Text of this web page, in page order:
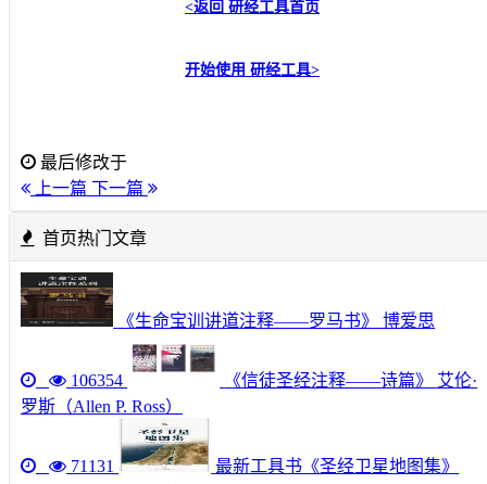
<返回 研经工具首页
开始使用 研经工具>
最后修改于
上一篇 下一篇
首页热门文章
《生命宝训讲道注释——罗马书》 博爱思
106354
《信徒圣经注释——诗篇》 艾伦·
罗斯（Allen P. Ross）
71131
最新工具书《圣经卫星地图集》